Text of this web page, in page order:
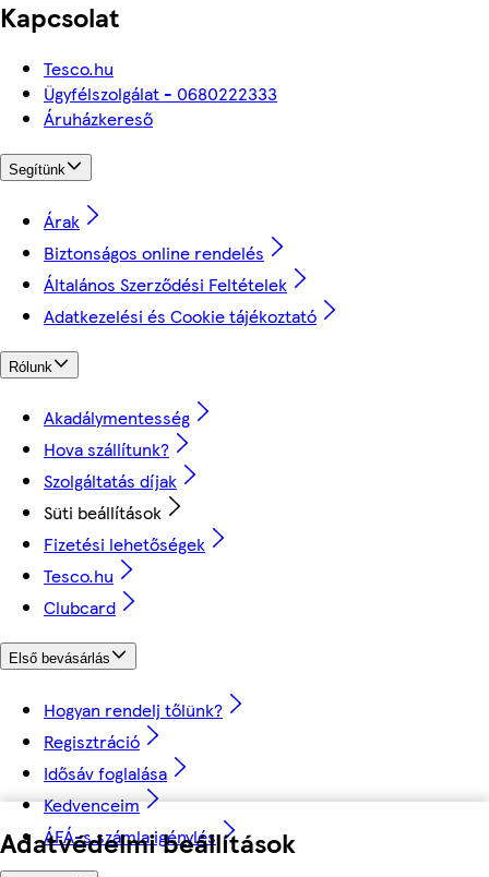
Adatvédelmi beállítások
Kapcsolat
Tesco.hu
Ügyfélszolgálat - 0680222333
Áruházkereső
Segítünk
Árak
Biztonságos online rendelés
Általános Szerződési Feltételek
Adatkezelési és Cookie tájékoztató
Rólunk
Akadálymentesség
Hova szállítunk?
Szolgáltatás díjak
Süti beállítások
Fizetési lehetőségek
Tesco.hu
Clubcard
Első bevásárlás
Hogyan rendelj tőlünk?
Regisztráció
Idősáv foglalása
Kedvenceim
ÁFÁ-s számla igénylés